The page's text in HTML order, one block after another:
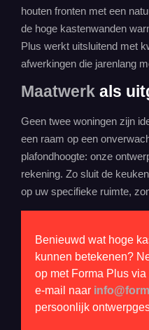
houten fronten met een
de hoge kastenwanden
Plus werkt uitsluitend met
afwerkingen die jarenlang
Maatwerk als
Geen twee woningen zijn
een raam op een
plafondhoogte: onze
rekening. Zo sluit de
op uw specifieke ruimte,
Benieuwd wat hoge
kunnen betekenen?
op met Forma Plus via
e-mail naar
persoonlijk